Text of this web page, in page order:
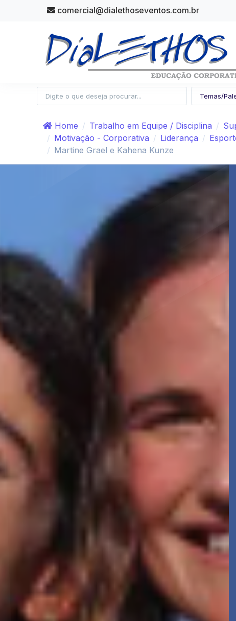
comercial@dialethoseventos.com.br
Home Trabalho em Equipe / Disciplina
Motivação - Corporativa
Liderança
Martine Grael e Kahena Kunze